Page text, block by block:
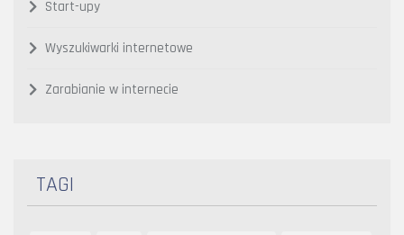
Start-upy
Wyszukiwarki internetowe
Zarabianie w internecie
TAGI